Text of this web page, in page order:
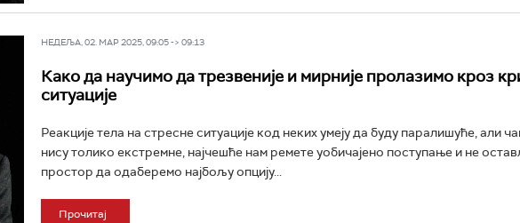
НЕДЕЉА, 02. МАР 2025, 09:05 -> 09:13
Како да научимо да трезвеније и мирније пролазимо кроз
ситуације
Реакције тела на стресне ситуације код неких умеју да буду паралишуће, али
нису толико екстремне, најчешће нам ремете уобичајено поступање и не
простор да одаберемо најбољу опцију...
Прочитај